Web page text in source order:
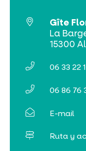
Gîte
La
15300
06 33 22
06 86 76
E-mail
Ruta y